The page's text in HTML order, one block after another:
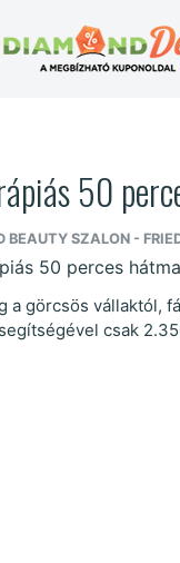
50
BEAUTY SZALON -
a görcsös vállaktól,
csak